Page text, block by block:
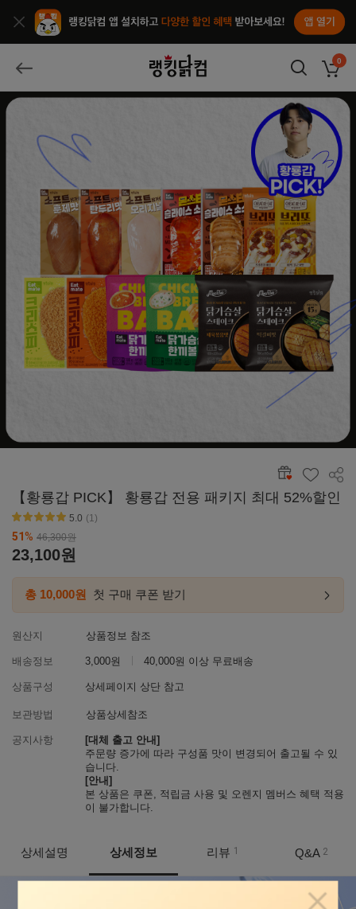
앱열기
종료
뒤로가기 랭킹닭컴 장바구
0
공유
【황룡갑 PICK】 황룡갑 전용 패키지 최대 52%할인
5.0 (1)
51% 46,300원
23,100원
총 10,000원 첫 구매 쿠폰 받기
첫구매
링크
원산지
상품정보 참조
배송정보 3,000원 40,000원 이상 무료배송
상품구성 상세페이지 상단 참고
보관방법 상품상세참조
공지사항
[대체 출고 안내]
주문량 증가에 따라 구성품 맛이 변경되어 출고될 수 있
습니다.
[안내]
본 상품은 쿠폰, 적립금 사용 및 오렌지 멤버스 혜택 적용
이 불가합니다.
상세설명 상세정보 리뷰 1 Q&A 2
상품정보